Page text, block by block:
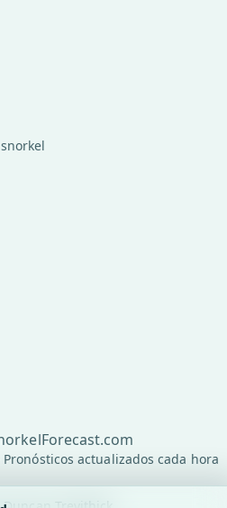
actualizados cada hora